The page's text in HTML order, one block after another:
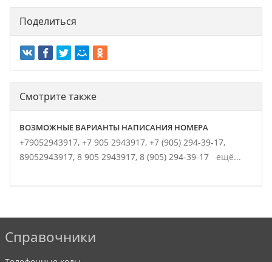
Поделиться
Смотрите также
ВОЗМОЖНЫЕ ВАРИАНТЫ НАПИСАНИЯ НОМЕРА
+79052943917, +7 905 2943917, +7 (905) 294-39-17,
89052943917, 8 905 2943917, 8 (905) 294-39-17 ещё...
Справочники